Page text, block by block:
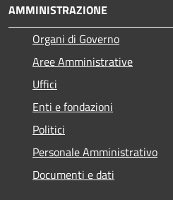
AMMINISTRAZIONE
Organi di Governo
Aree Amministrative
Uffici
Enti e fondazioni
Politici
Personale Amministrativo
Documenti e dati